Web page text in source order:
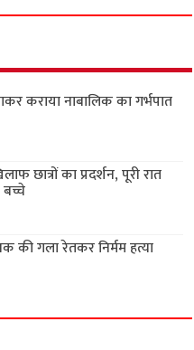
कराया नाबालिक का गर्भपात
छात्रों का प्रदर्शन, पूरी रात
की गला रेतकर निर्मम हत्या